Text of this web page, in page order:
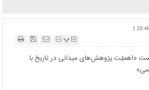
پ
«اهمیّت پژوهش‌های میدانی در تاریخ با